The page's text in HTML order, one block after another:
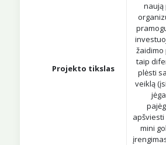
Projekto tikslas
naują
žaidimo
taip
plėsti
veiklą
mini